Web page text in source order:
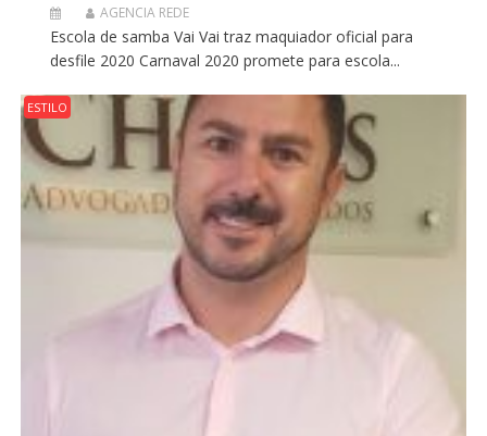
AGENCIA REDE
Escola de samba Vai Vai traz maquiador oficial para
desfile 2020 Carnaval 2020 promete para escola...
ESTILO